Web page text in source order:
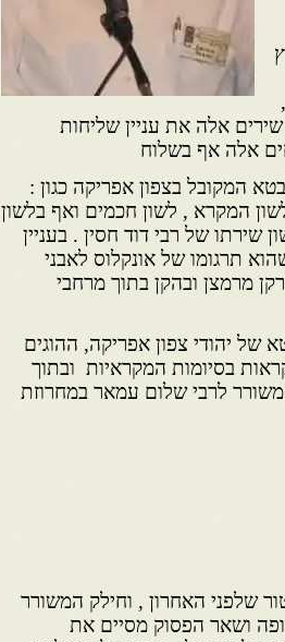
שירים אלה את עניין שליחות
אלה אף בשלוח
המקובל בצפון אפריקה כגון :
המקרא , לשון חכמים ואף בלשון
שירתו של רבי דוד חסין . בעניין
תרגומו של אונקלוס לאבני
מרמצן ובהקן בתוך מרחבי
של יהודי צפון אפריקה, ההוגים
בסיומות המקראיות ובתוך
לרבי שלום עמאר במחרוזת
שלפני האחרון , וחילק המשורר
ושאר הפסוק מסיים את